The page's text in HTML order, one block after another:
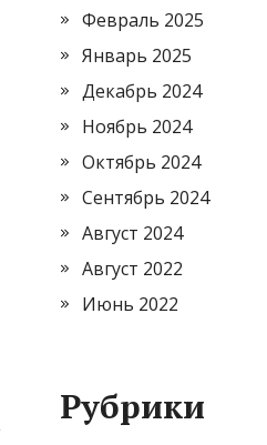
Февраль 2025
Январь 2025
Декабрь 2024
Ноябрь 2024
Октябрь 2024
Сентябрь 2024
Август 2024
Август 2022
Июнь 2022
Рубрики